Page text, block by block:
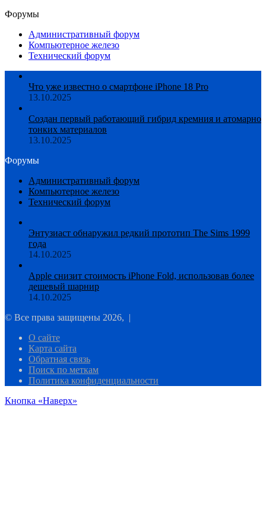
Форумы
Административный форум
Компьютерное железо
Технический форум
Что уже известно о смартфоне iPhone 18 Pro
13.10.2025
Создан первый работающий гибрид кремния и атомарно
тонких материалов
13.10.2025
Форумы
Административный форум
Компьютерное железо
Технический форум
Энтузиаст обнаружил редкий прототип The Sims 1999
года
14.10.2025
Apple снизит стоимость iPhone Fold, использовав более
дешевый шарнир
14.10.2025
© Все права защищены 2026, |
О сайте
Карта сайта
Обратная связь
Поиск по меткам
Политика конфиденциальности
Кнопка «Наверх»